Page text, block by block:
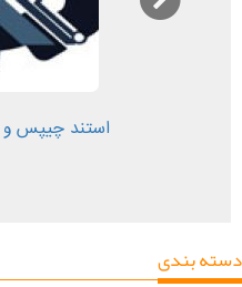
استند چیپس
دسته بندی